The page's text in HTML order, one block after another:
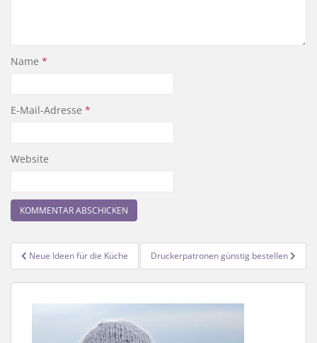
Name *
E-Mail-Adresse *
Website
Beitragsnavigation
Neue Ideen für die Küche Druckerpatronen günstig bestellen